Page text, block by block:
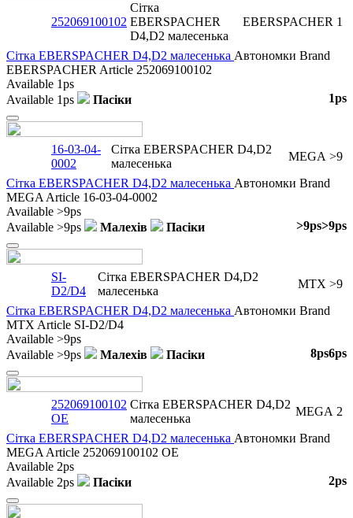
252069100102
Сітка
EBERSPACHER
D4,D2 малесенька
EBERSPACHER 1
Сітка EBERSPACHER D4,D2 малесенька Автономки Brand
EBERSPACHER Article 252069100102
Available 1ps
Available 1ps Пасіки 1ps
Close
16-03-04-
0002
Сітка EBERSPACHER D4,D2
малесенька
MEGA >9
Сітка EBERSPACHER D4,D2 малесенька Автономки Brand
MEGA Article 16-03-04-0002
Available >9ps
Available >9ps Малехів >9ps
Пасіки >9ps
Close
SI-
D2/D4
Сітка EBERSPACHER D4,D2
малесенька
MTX >9
Сітка EBERSPACHER D4,D2 малесенька Автономки Brand
MTX Article SI-D2/D4
Available >9ps
Available >9ps Малехів 6ps
Пасіки 8ps
Close
252069100102
OE
Сітка EBERSPACHER D4,D2
малесенька
MEGA 2
Сітка EBERSPACHER D4,D2 малесенька Автономки Brand
MEGA Article 252069100102 OE
Available 2ps
Available 2ps Пасіки 2ps
Close